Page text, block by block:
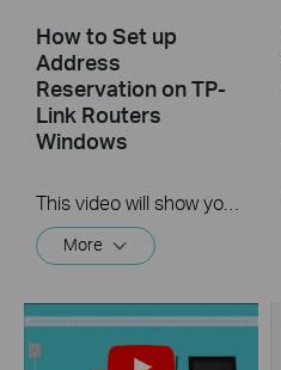
How to Set up
Address
Reservation on TP-
Link Routers
Windows
More